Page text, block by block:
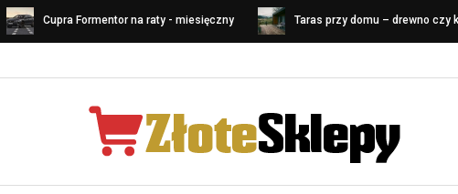
Cupra Formentor na raty - miesięczny Taras przy domu – drewno czy